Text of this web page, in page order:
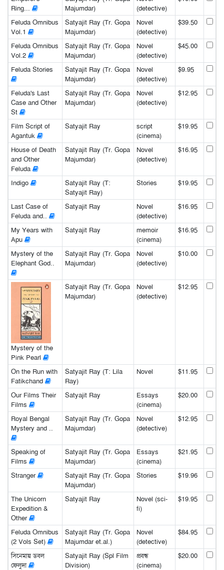
Ring...
Majumdar)
(detective)
Feluda Omnibus
Vol.1
Satyajit Ray (Tr. Gopa
Majumdar)
Novel
(detective)
$39.50
Feluda Omnibus
Vol.2
Satyajit Ray (Tr. Gopa
Majumdar)
Novel
(detective)
$45.00
Feluda Stories
Satyajit Ray (Tr. Gopa
Majumdar)
Novel
(detective)
$9.95
Feluda's Last
Case and Other
St
Satyajit Ray (Tr. Gopa
Majumdar)
Novel
(detective)
$12.95
Film Script of
Agantuk
Satyajit Ray
script
(cinema)
$19.95
House of Death
and Other
Feluda
Satyajit Ray (Tr. Gopa
Majumdar)
Novel
(detective)
$16.95
Indigo
Satyajit Ray (T:
Satyajit Ray)
Stories $19.95
Last Case of
Feluda and..
Satyajit Ray
Novel
(detective)
$16.95
My Years with
Apu
Satyajit Ray
memoir
(cinema)
$16.95
Mystery of the
Elephant God..
Satyajit Ray (Tr. Gopa
Majumdar)
Novel
(detective)
$10.00
Mystery of the
Pink Pearl
Satyajit Ray (Tr. Gopa
Majumdar)
Novel
(detective)
$12.95
On the Run with
Fatikchand
Satyajit Ray (T: Lila
Ray)
Novel $11.95
Our Films Their
Films
Satyajit Ray
Essays
(cinema)
$20.00
Royal Bengal
Mystery and ..
Satyajit Ray (Tr. Gopa
Majumdar)
Novel
(detective)
$12.95
Speaking of
Films
Satyajit Ray (Tr. Gopa
Majumdar)
Essays
(cinema)
$21.95
Stranger
Satyajit Ray (Tr. Gopa
Majumdar)
Stories $19.96
The Unicorn
Expedition &
Other
Satyajit Ray
Novel (sci-
fi)
$19.95
Feluda Omnibus
(2 Vols Set)
Satyajit Ray (Tr. Gopa
Majumdar et.al.)
Novel
(detective)
$84.95
সিনেমায় ডবল
ফেলুদা
Satyajit Ray (Spl Film
Division)
প্রবন্ধ
(cinema)
$20.00